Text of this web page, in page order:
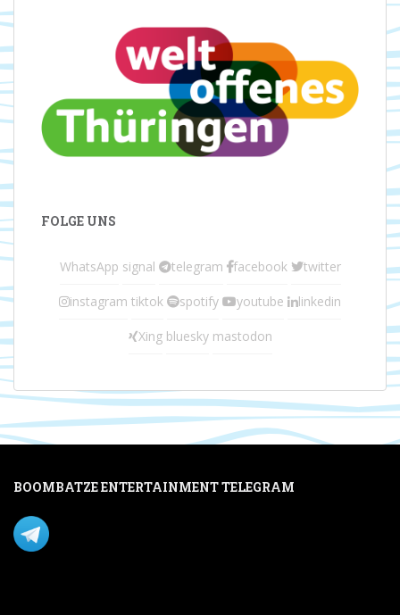
FOLGE UNS
WhatsApp signal telegram facebook twitter
instagram tiktok spotify youtube linkedin
Xing bluesky mastodon
BOOMBATZE ENTERTAINMENT TELEGRAM